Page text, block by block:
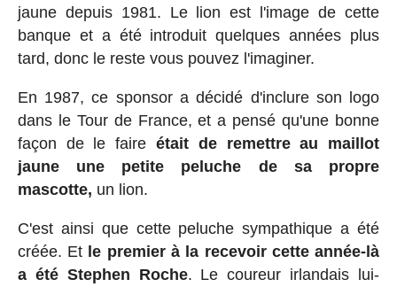
jaune depuis 1981. Le lion est l'image de cette
banque et a été introduit quelques années plus
tard, donc le reste vous pouvez l'imaginer.
En 1987, ce sponsor a décidé d'inclure son logo
dans le Tour de France, et a pensé qu'une bonne
façon de le faire était de remettre au maillot
jaune une petite peluche de sa propre
mascotte, un lion.
C'est ainsi que cette peluche sympathique a été
créée. Et le premier à la recevoir cette année-là
a été Stephen Roche. Le coureur irlandais lui-